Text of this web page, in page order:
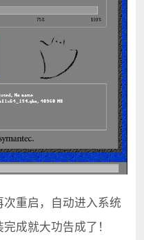
重启，自动进入系统
成就大功告成了！